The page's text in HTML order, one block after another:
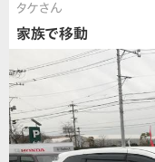
タケさん
家族で移動